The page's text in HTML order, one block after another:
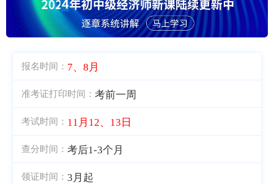
报名时间： 7、8月
准考证打印时间： 考前一周
考试时间： 11月12、13日
查分时间： 考后1-3个月
领证时间： 3月起